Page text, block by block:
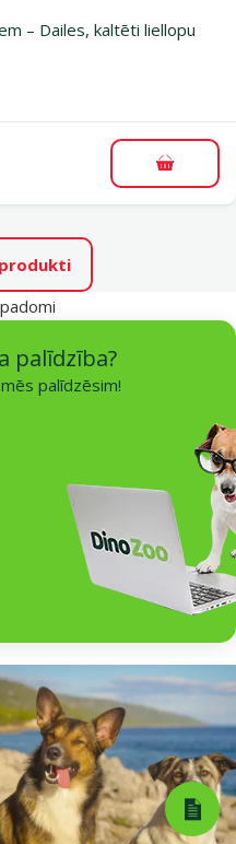
– Dailes, kaltēti liellopu
palīdzība?
palīdzēsim!